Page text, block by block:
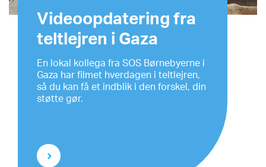
Videoopdatering fra
teltlejren i Gaza
En lokal kollega fra SOS Børnebyerne i
Gaza har filmet hverdagen i teltlejren,
så du kan få et indblik i den forskel, din
støtte gør.